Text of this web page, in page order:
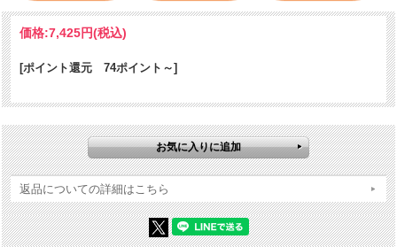
アメリカンウィスキーの雰囲気溢れるJackDaniel's（ジャックダニエ
ル）のZIPPOです。100年以上の歴史を持つジャックダニエル。ジャッ
ク ダニエルと言ったら、ブラック「Old No.7」が有名ですね。ロゴの
さりげなさがおしゃれです。大人の男性におすすめしたい逸品。
ケース形状：レギュラー・ケース
加工表面処理：Black Matte｜プリント
価格:7,425円(税込)
[ポイント還元 74ポイント～]
返品についての詳細はこちら